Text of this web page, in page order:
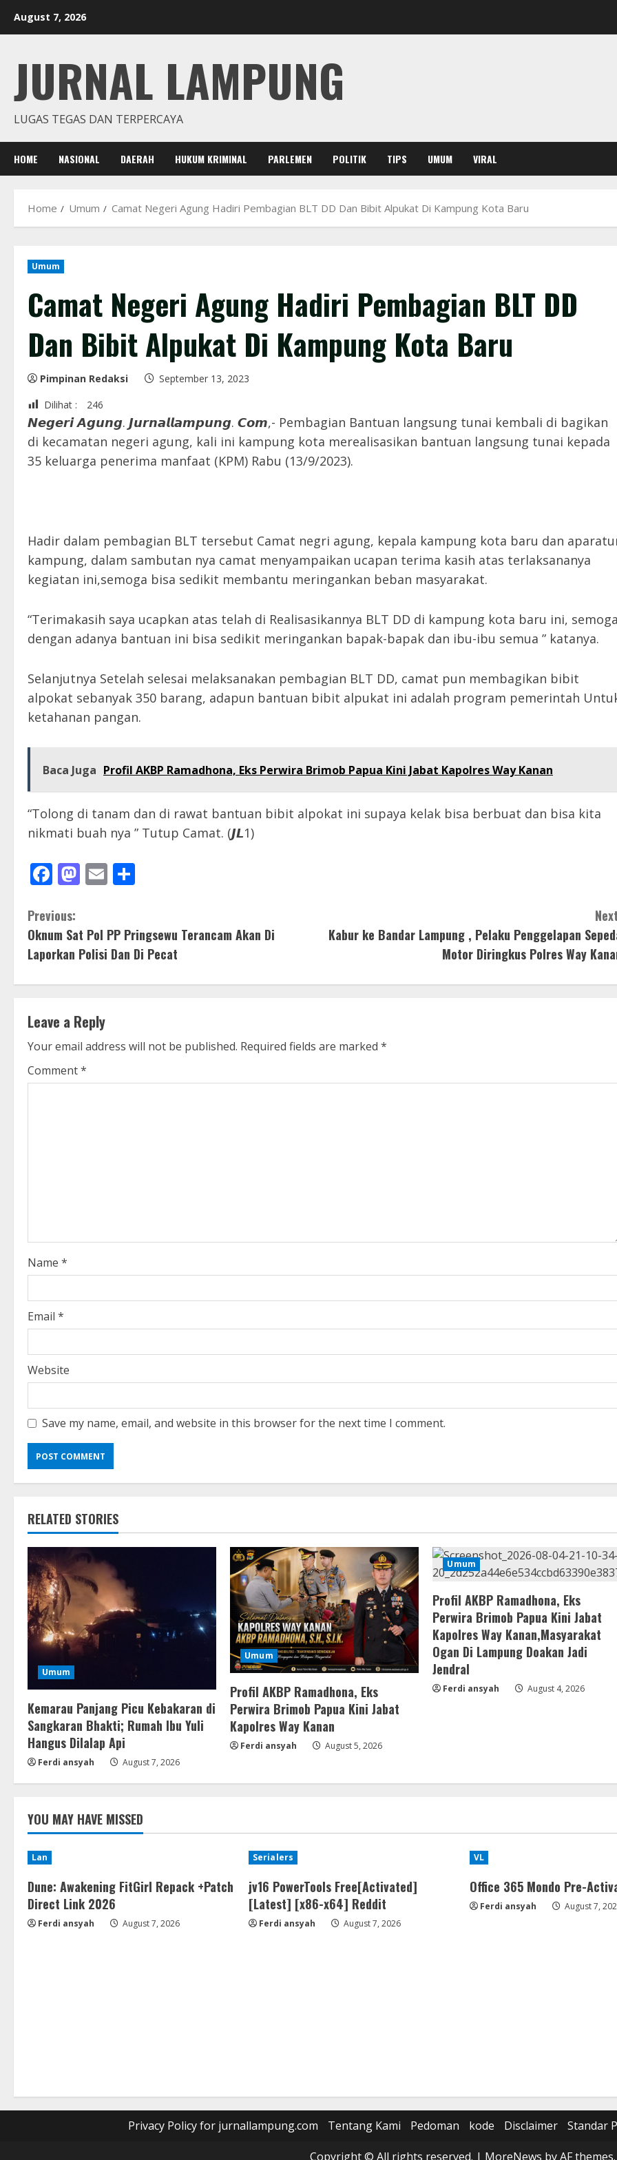
August 7, 2026
JURNAL LAMPUNG
LUGAS TEGAS DAN TERPERCAYA
HOME NASIONAL DAERAH HUKUM KRIMINAL PARLEMEN POLITIK TIPS UMUM VIRAL
Home Umum Camat Negeri Agung Hadiri Pembagian BLT DD Dan Bibit Alpukat Di Kampung Kota Baru
Umum
Camat Negeri Agung Hadiri Pembagian BLT DD
Dan Bibit Alpukat Di Kampung Kota Baru
Pimpinan Redaksi
September 13, 2023
Dilihat :
246
𝙉𝙚𝙜𝙚𝙧𝙞 𝘼𝙜𝙪𝙣𝙜. 𝙅𝙪𝙧𝙣𝙖𝙡𝙡𝙖𝙢𝙥𝙪𝙣𝙜. 𝘾𝙤𝙢,- Pembagian Bantuan langsung tunai kembali di bagikan
di kecamatan negeri agung, kali ini kampung kota merealisasikan bantuan langsung tunai kepada
35 keluarga penerima manfaat (KPM) Rabu (13/9/2023).
Hadir dalam pembagian BLT tersebut Camat negri agung, kepala kampung kota baru dan
kampung, dalam sambutan nya camat menyampaikan ucapan terima kasih atas terlaksananya
kegiatan ini,semoga bisa sedikit membantu meringankan beban masyarakat.
“Terimakasih saya ucapkan atas telah di Realisasikannya BLT DD di kampung kota baru ini, semoga
dengan adanya bantuan ini bisa sedikit meringankan bapak-bapak dan ibu-ibu semua ” katanya.
Selanjutnya Setelah selesai melaksanakan pembagian BLT DD, camat pun membagikan bibit
alpokat sebanyak 350 barang, adapun bantuan bibit alpukat ini adalah program pemerintah
ketahanan pangan.
Baca Juga Profil AKBP Ramadhona, Eks Perwira Brimob Papua Kini Jabat Kapolres Way Kanan
“Tolong di tanam dan di rawat bantuan bibit alpokat ini supaya kelak bisa berbuat dan bisa kita
nikmati buah nya ” Tutup Camat. (𝙅𝙇1)
Facebook
Mastodon
Email
C
o
n
i
n
u
d
i
n
g
Previous:
Oknum Sat Pol PP Pringsewu Terancam Akan Di
Laporkan Polisi Dan Di Pecat
Kabur ke Bandar Lampung , Pelaku Penggelapan
Motor Diringkus Polres Way
Leave a Reply
Your email address will not be published. Required fields are marked *
Comment*
Name *
Email *
Website
Save my name, email, and website in this browser for the next time I comment.
RELATED STORIES
Umum
Kemarau Panjang Picu Kebakaran di
Sangkaran Bhakti; Rumah Ibu Yuli
Hangus Dilalap Api
Ferdi ansyah August 7, 2026
Umum
Profil AKBP Ramadhona, Eks
Perwira Brimob Papua Kini Jabat
Kapolres Way Kanan
Ferdi ansyah August 5, 2026
Umum
Profil AKBP Ramadhona, Eks
Perwira Brimob Papua Kini Jabat
Kapolres Way Kanan,Masyarakat
Ogan Di Lampung Doakan Jadi
Jendral
Ferdi ansyah August 4, 2026
YOU MAY HAVE MISSED
Lan
Dune: Awakening FitGirl Repack +Patch
Direct Link 2026
Ferdi ansyah August 7, 2026
Serialers
jv16 PowerTools Free[Activated]
[Latest] [x86-x64] Reddit
Ferdi ansyah August 7, 2026
VL
Office 365 Mondo Pre-
Ferdi ansyah August 7,
Privacy Policy for jurnallampung.com Tentang Kami Pedoman kode Disclaimer Standar
Copyright © All rights reserved. | MoreNews by AF themes.